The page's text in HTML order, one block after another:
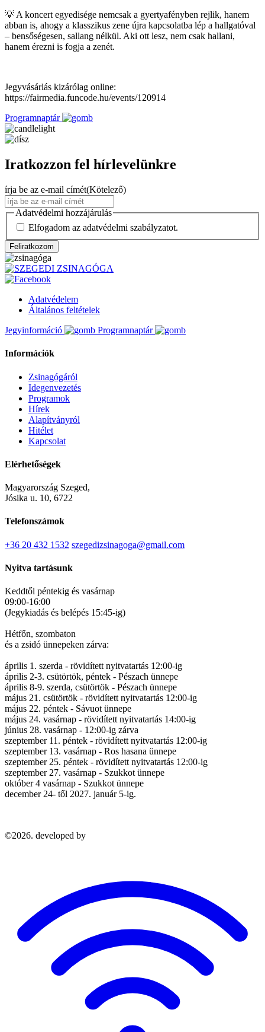
💡 A koncert egyedisége nemcsak a gyertyafényben rejlik, hanem
abban is, ahogy a klasszikus zene újra kapcsolatba lép a hallgatóval
– bensőségesen, sallang nélkül. Aki ott lesz, nem csak hallani,
hanem érezni is fogja a zenét.
Jegyvásárlás kizárólag online:
https://fairmedia.funcode.hu/events/120914
Programnaptár
Iratkozzon fel hírlevelünkre
írja be az e-mail címét(Kötelező)
Adatvédelmi hozzájárulás
Elfogadom az adatvédelmi szabályzatot.
Adatvédelem
Általános feltételek
Jegyinformáció
Programnaptár
Információk
Zsinagógáról
Idegenvezetés
Programok
Hírek
Alapítványról
Hitélet
Kapcsolat
Elérhetőségek
Magyarország Szeged,
Jósika u. 10, 6722
Telefonszámok
+36 20 432 1532 szegedizsinagoga@gmail.com
Nyitva tartásunk
Keddtől péntekig és vasárnap
09:00-16:00
(Jegykiadás és belépés 15:45-ig)
Hétfőn, szombaton
és a zsidó ünnepeken zárva:
április 1. szerda - rövidített nyitvatartás 12:00-ig
április 2-3. csütörtök, péntek - Pészach ünnepe
április 8-9. szerda, csütörtök - Pészach ünnepe
május 21. csütörtök - rövidített nyitvatartás 12:00-ig
május 22. péntek - Sávuot ünnepe
május 24. vasárnap - rövidített nyitvatartás 14:00-ig
június 28. vasárnap - 12:00-ig zárva
szeptember 11. péntek - rövidített nyitvatartás 12:00-ig
szeptember 13. vasárnap - Ros hasana ünnepe
szeptember 25. péntek - rövidített nyitvatartás 12:00-ig
szeptember 27. vasárnap - Szukkot ünnepe
október 4 vasárnap - Szukkot ünnepe
december 24- től 2027. január 5-ig.
©2026. developed by